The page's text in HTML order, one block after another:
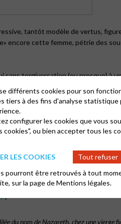
tantôt modèle de vertus,
encore cette femme, pétrie des
tergiversation (ou presque) à
du genre «je gère, je gère»
qui nous «tombent dessus» ? Pas
qui grignote nos énergies,
simplement ?
à un événement aussi imprévu
Par sa voix, l’horizon
qui la dépasse. Son
)
du nom de Nazareth, chez une
différents cookies pour son
tiers à des fins d'analyse
configurer les cookies que vous
cookies", ou bien accepter tous les
LES COOKIES
Tout refuser
pourront être retrouvés à tout
sur la page deMentions légales.